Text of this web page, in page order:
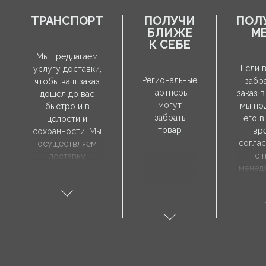
ТРАНСПОРТ
Мы предлагаем
услугу доставки,
чтобы ваш заказ
дошел до вас
быстро и в
целости и
сохранности. Мы
осуществляем
доставку
вами адресу, а
ПОЛУЧИ
БЛИЖЕ
К СЕБЕ
Региональные
партнеры
могут
забрать
товар
Если
заказ
мы
его в
с